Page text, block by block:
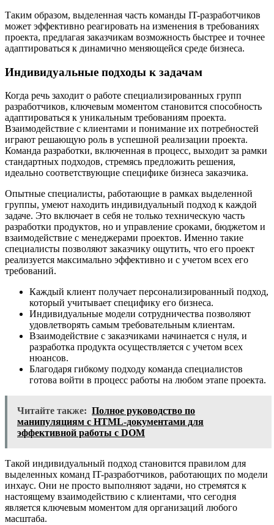
Таким образом, выделенная часть команды IT-разработчиков
может эффективно реагировать на изменения в требованиях
проекта, предлагая заказчикам возможность быстрее и точнее
адаптироваться к динамично меняющейся среде бизнеса.
Индивидуальные подходы к задачам
Когда речь заходит о работе специализированных групп
разработчиков, ключевым моментом становится способность
адаптироваться к уникальным требованиям проекта.
Взаимодействие с клиентами и понимание их потребностей
играют решающую роль в успешной реализации проекта.
Команда разработки, включенная в процесс, выходит за рамки
стандартных подходов, стремясь предложить решения,
идеально соответствующие специфике бизнеса заказчика.
Опытные специалисты, работающие в рамках выделенной
группы, умеют находить индивидуальный подход к каждой
задаче. Это включает в себя не только техническую часть
разработки продуктов, но и управление сроками, бюджетом и
взаимодействие с менеджерами проектов. Именно такие
специалисты позволяют заказчику ощутить, что его проект
реализуется максимально эффективно и с учетом всех его
требований.
Каждый клиент получает персонализированный подход,
который учитывает специфику его бизнеса.
Индивидуальные модели сотрудничества позволяют
удовлетворять самым требовательным клиентам.
Взаимодействие с заказчиками начинается с нуля, и
разработка продукта осуществляется с учетом всех
нюансов.
Благодаря гибкому подходу команда специалистов
готова войти в процесс работы на любом этапе проекта.
Читайте также: Полное руководство по
манипуляциям с HTML-документами для
эффективной работы с DOM
Такой индивидуальный подход становится правилом для
выделенных команд IT-разработчиков, работающих по модели
инхаус. Они не просто выполняют задачи, но стремятся к
настоящему взаимодействию с клиентами, что сегодня
является ключевым моментом для организаций любого
масштаба.